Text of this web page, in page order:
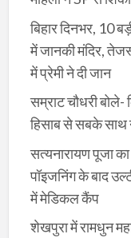
बिहार दिनभर, 10
में जानकी मंदिर,
में प्रेमी ने दी जान
सम्राट चौधरी
हिसाब से सबके साथ
सत्यनारायण पूजा
पॉइजनिंग के बाद
में मेडिकल कैंप
शेखपुरा में रामधुन